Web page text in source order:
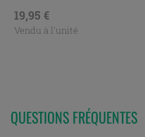
QUESTIONS FRÉQUENTES
préparer au...
Prix
19,95 €
Vendu à l'unité